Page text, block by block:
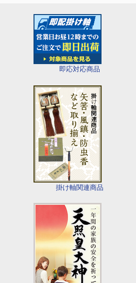
即応対応商品
掛け軸関連商品